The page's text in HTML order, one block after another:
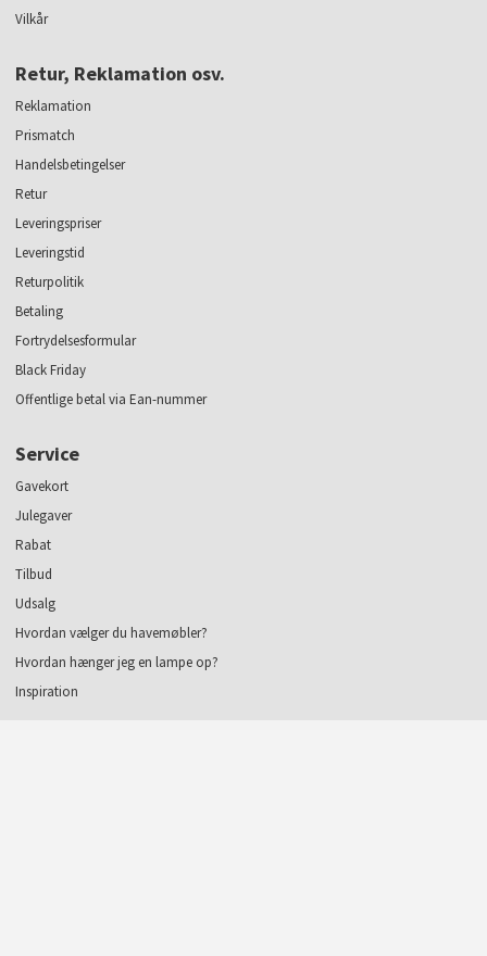
Vilkår
Retur, Reklamation osv.
Reklamation
Prismatch
Handelsbetingelser
Retur
Leveringspriser
Leveringstid
Returpolitik
Betaling
Fortrydelsesformular
Black Friday
Offentlige betal via Ean-nummer
Service
Gavekort
Julegaver
Rabat
Tilbud
Udsalg
Hvordan vælger du havemøbler?
Hvordan hænger jeg en lampe op?
Inspiration